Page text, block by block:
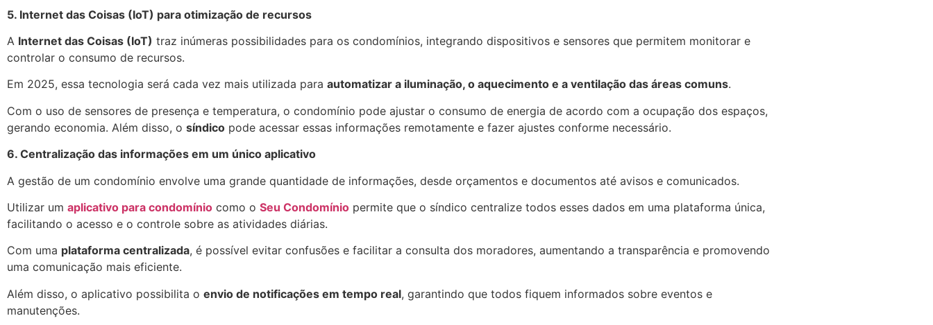
5. Internet das Coisas (IoT) para otimização de recursos
A Internet das Coisas (IoT) traz inúmeras possibilidades para os condomínios, integrando dispositivos e sensores que permitem monitorar e
controlar o consumo de recursos.
Em 2025, essa tecnologia será cada vez mais utilizada para automatizar a iluminação, o aquecimento e a ventilação das áreas comuns.
Com o uso de sensores de presença e temperatura, o condomínio pode ajustar o consumo de energia de acordo com a ocupação dos espaços,
gerando economia. Além disso, o síndico pode acessar essas informações remotamente e fazer ajustes conforme necessário.
6. Centralização das informações em um único aplicativo
A gestão de um condomínio envolve uma grande quantidade de informações, desde orçamentos e documentos até avisos e comunicados.
Utilizar um aplicativo para condomínio como o Seu Condomínio permite que o síndico centralize todos esses dados em uma plataforma única,
facilitando o acesso e o controle sobre as atividades diárias.
Com uma plataforma centralizada, é possível evitar confusões e facilitar a consulta dos moradores, aumentando a transparência e promovendo
uma comunicação mais eficiente.
Além disso, o aplicativo possibilita o envio de notificações em tempo real, garantindo que todos fiquem informados sobre eventos e
manutenções.